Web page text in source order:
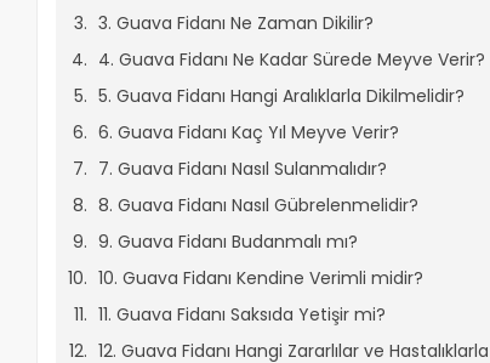
3. Guava Fidanı Ne Zaman Dikilir?
4. Guava Fidanı Ne Kadar Sürede Meyve Verir?
5. Guava Fidanı Hangi Aralıklarla Dikilmelidir?
6. Guava Fidanı Kaç Yıl Meyve Verir?
7. Guava Fidanı Nasıl Sulanmalıdır?
8. Guava Fidanı Nasıl Gübrelenmelidir?
9. Guava Fidanı Budanmalı mı?
10. Guava Fidanı Kendine Verimli midir?
11. Guava Fidanı Saksıda Yetişir mi?
12. Guava Fidanı Hangi Zararlılar ve Hastalıklarla